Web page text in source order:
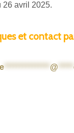
26 avril 2025.
et contact
*************** @ *****